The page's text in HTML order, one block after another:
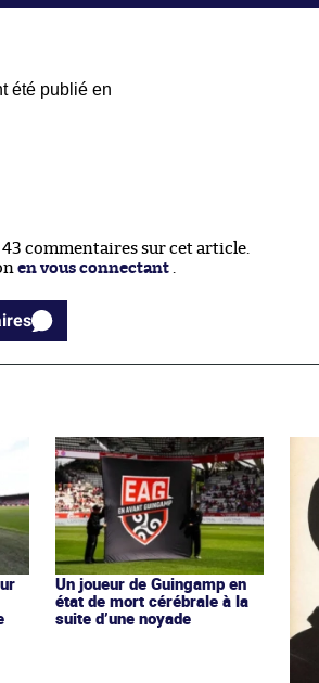
été publié en
commentaires sur cet article.
en vous connectant .
Un joueur de Guingamp en
état de mort cérébrale à la
suite d’une noyade